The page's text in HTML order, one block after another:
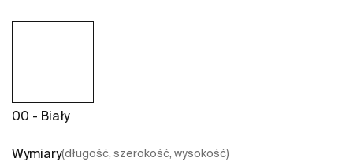
00 - Biały
Wymiary(długość, szerokość, wysokość)